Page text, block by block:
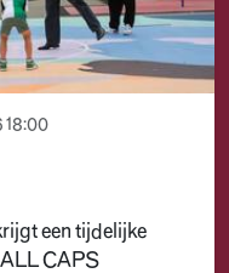
18:00
een tijdelijke
ALL CAPS